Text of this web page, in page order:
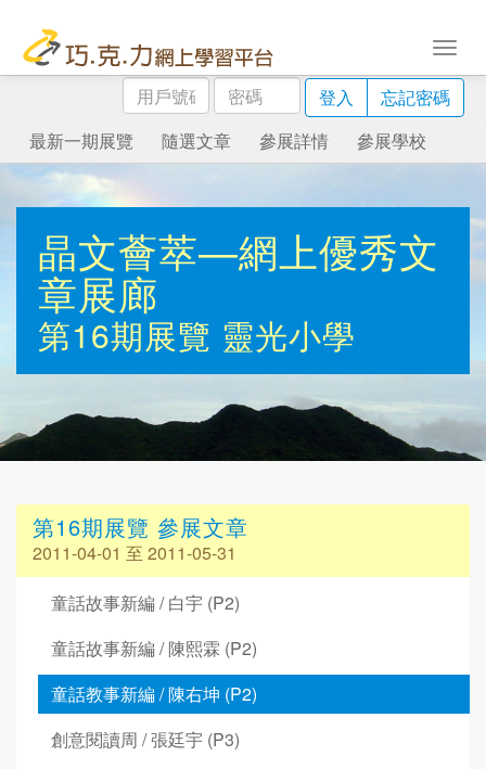
用
戶
號
碼
密
碼
登入
忘記密碼
最新一期展覽
隨選文章 參展詳情 參展學校
晶文薈萃—網上優秀文
章展廊
第16期展覽 靈光小學
第16期展覽 參展文章
2011-04-01 至 2011-05-31
童話故事新編 / 白宇 (P2)
童話故事新編 / 陳熙霖 (P2)
童話教事新編 / 陳右坤 (P2)
創意閱讀周 / 張廷宇 (P3)